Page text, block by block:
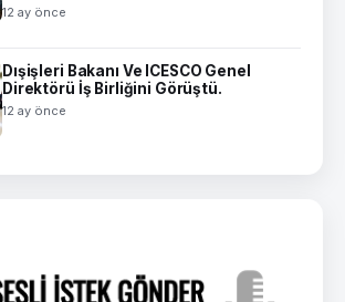
12 ay önce
Dışişleri Bakanı Ve ICESCO Genel
Direktörü İş Birliğini Görüştü.
12 ay önce